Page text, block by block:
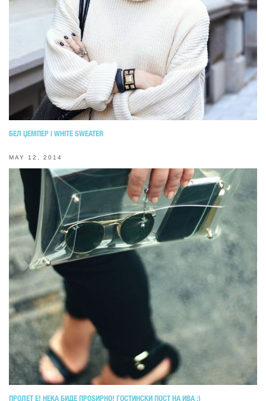
БЕЛ ЏЕМПЕР | WHITE SWEATER
MAY 12, 2014
ПРОЛЕТ Е! НЕКА БИДЕ ПРОЅИРНО! ГОСТИНСКИ ПОСТ НА ИВА :)